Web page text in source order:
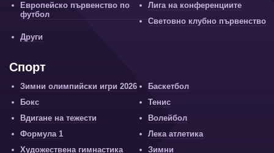
Европейско първенство по
футбол
Лига на конференциите
Световно клубно първенство
Други
Спорт
Зимни олимпийски игри 2026
Баскетбол
Бокс
Тенис
Вдигане на тежести
Волейбол
Формула 1
Лека атлетика
Художествена гимнастика
Зимни